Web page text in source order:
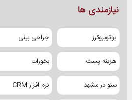
نیازمندی ها
یوتوبروکرز جراحی بینی
هزینه پست بخورات
سئو در مشهد نرم افزار CRM